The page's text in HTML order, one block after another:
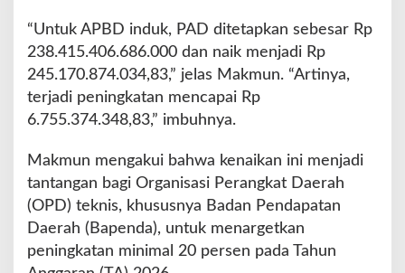
5
N
a
k
2
8
P
e
r
s
e
“Untuk APBD induk, PAD ditetapkan sebesar Rp
238.415.406.686.000 dan naik menjadi Rp
245.170.874.034,83,” jelas Makmun. “Artinya,
terjadi peningkatan mencapai Rp
6.755.374.348,83,” imbuhnya.
Makmun mengakui bahwa kenaikan ini menjadi
tantangan bagi Organisasi Perangkat Daerah
(OPD) teknis, khususnya Badan Pendapatan
Daerah (Bapenda), untuk menargetkan
peningkatan minimal 20 persen pada Tahun